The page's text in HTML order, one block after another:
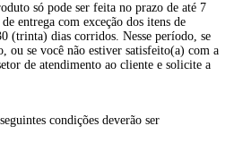
só pode ser feita no prazo de até 7
entrega com exceção dos itens de
(trinta) dias corridos. Nesse período, se
ou se você não estiver satisfeito(a) com a
de atendimento ao cliente e solicite a
condições deverão ser